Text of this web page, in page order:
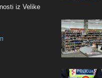
iz Velike